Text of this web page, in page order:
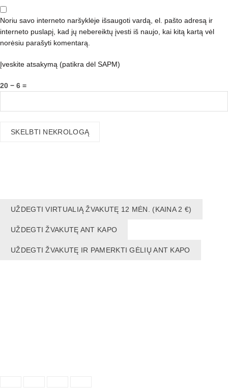
Noriu savo interneto naršyklėje išsaugoti vardą, el. pašto adresą ir
interneto puslapį, kad jų nebereiktų įvesti iš naujo, kai kitą kartą vėl
norėsiu parašyti komentarą.
Įveskite atsakymą (patikra dėl SAPM)
20 − 6 =
UŽDEGTI VIRTUALIĄ ŽVAKUTĘ 12 MĖN. (KAINA 2 €)
UŽDEGTI ŽVAKUTĘ ANT KAPO
UŽDEGTI ŽVAKUTĘ IR PAMERKTI GĖLIŲ ANT KAPO